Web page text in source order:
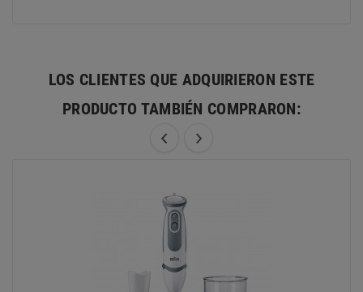
LOS CLIENTES QUE ADQUIRIERON ESTE
PRODUCTO TAMBIÉN COMPRARON: